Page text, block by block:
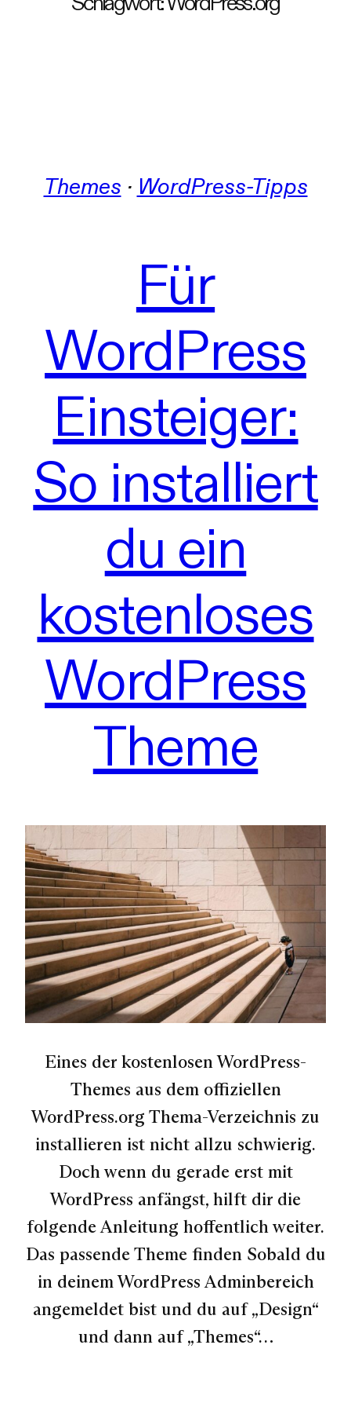
Themes · WordPress-Tipps
Für
WordPress
Einsteiger:
So installiert
du ein
kostenloses
WordPress
Theme
Eines der kostenlosen WordPress-
Themes aus dem offiziellen
WordPress.org Thema-Verzeichnis zu
installieren ist nicht allzu schwierig.
Doch wenn du gerade erst mit
WordPress anfängst, hilft dir die
folgende Anleitung hoffentlich weiter.
Das passende Theme finden Sobald du
in deinem WordPress Adminbereich
angemeldet bist und du auf „Design“
und dann auf „Themes“…